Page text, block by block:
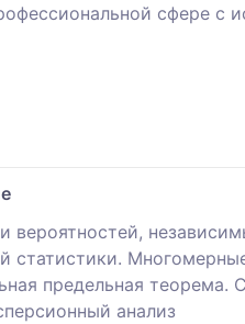
сфере с
статистики.
предельная теорема.
анализ